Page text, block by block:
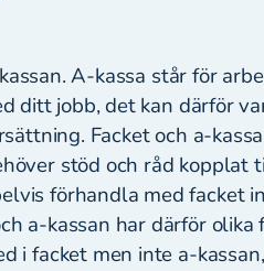
A-kassa står för
ditt jobb, det kan därför
Facket och a-
stöd och råd kopplat
förhandla med facket
a-kassan har därför olika
i facket men inte a-